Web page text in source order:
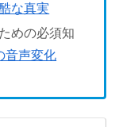
な真実
めの必須知
音声変化